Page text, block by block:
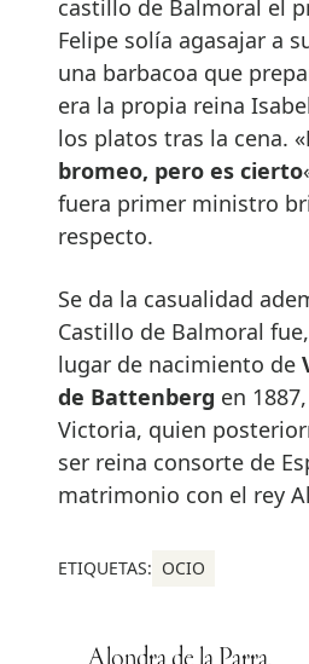
castillo de Balmoral el
Felipe solía agasajar a
una barbacoa que
era la propia reina
los platos tras la cena. «
bromeo, pero es cierto
fuera primer ministro
respecto.
Se da la casualidad
Castillo de Balmoral
lugar de nacimiento de
de Battenberg en
Victoria, quien
ser reina consorte de
matrimonio con el rey
ETIQUETAS: OCIO